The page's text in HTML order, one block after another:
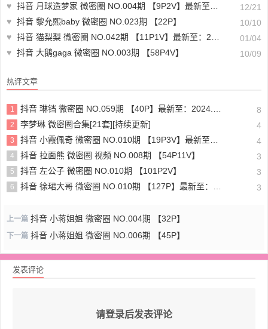
♥ 抖音 月球造梦家 微密圈 NO.004期 【9P2V】最新至：2023.12.20
12/21
♥ 抖音 黎允熙baby 微密圈 NO.023期 【22P】
10/10
♥ 抖音 猫梨梨 微密圈 NO.042期 【11P1V】最新至：2024.1.02
01/04
♥ 抖音 大鹅gaga 微密圈 NO.003期 【58P4V】 10/09
热评文章
1 抖音 琳铛 微密圈 NO.059期 【40P】最新至：2024.1.10 8
2 李梦琳 微密圈合集[21套][持续更新] 4
3 抖音 小霞佩奇 微密圈 NO.010期 【19P3V】最新至：2025.5.26 4
4 抖音 拉面熊 微密圈 视频 NO.008期 【54P11V】 3
5 抖音 左公子 微密圈 NO.010期 【101P2V】 3
6 抖音 徐珺大哥 微密圈 NO.010期 【127P】最新至：2024.1.19 3
上一篇 抖音 小蒋姐姐 微密圈 NO.004期 【32P】
下一篇 抖音 小蒋姐姐 微密圈 NO.006期 【45P】
发表评论
请登录后发表评论